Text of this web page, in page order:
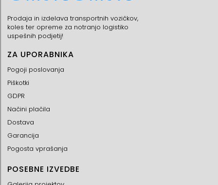
Prodaja in izdelava transportnih vozičkov,
koles ter opreme za notranjo logistiko
uspešnih podjetij!
ZA UPORABNIKA
Pogoji poslovanja
Piškotki
GDPR
Načini plačila
Dostava
Garancija
Pogosta vprašanja
POSEBNE IZVEDBE